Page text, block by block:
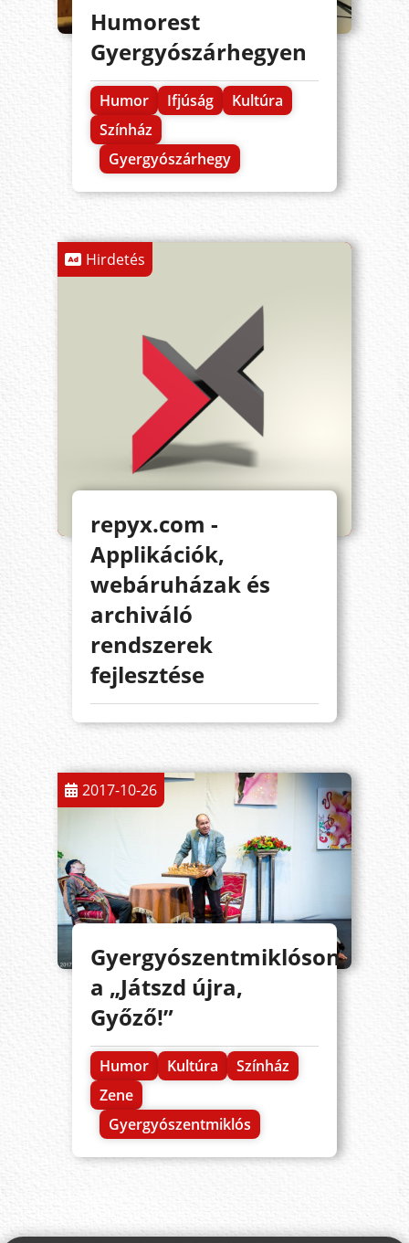
Humorest
Gyergyószárhegyen
Humor Ifjúság
Kultúra
Színház
Gyergyószárhegy
Hirdetés
repyx.com -
Applikációk,
webáruházak és
archiváló
rendszerek
fejlesztése
2017-10-26
Gyergyószentmiklóson
a „Játszd újra,
Győző!”
Humor Kultúra
Színház
Zene
Gyergyószentmiklós